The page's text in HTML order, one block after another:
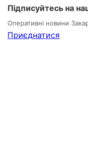
Підписуйтесь на
Оперативні новини
Приєднатися